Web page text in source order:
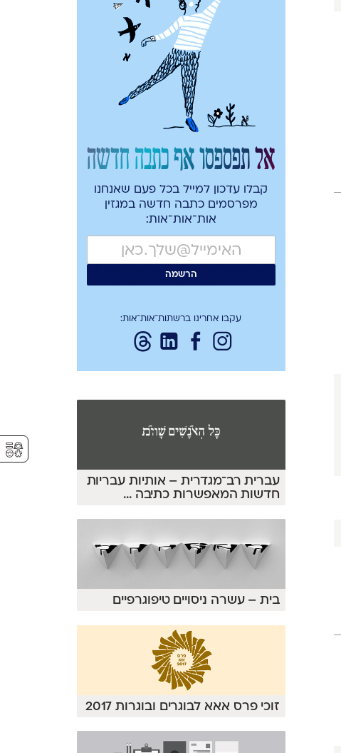
אל תפספסו אף כתבה חדשה
קבלו עדכון למייל בכל פעם שאנחנו
מפרסמים כתבה חדשה במגזין
אות־אות־אות:
עקבו אחרינו ברשתות־אות־אות:
עברית רב־מגדרית – אותיות עבריות
חדשות המאפשרות כתיבה ...
בית – עשרה ניסויים טיפוגרפיים
זוכי פרס אאא לבוגרים ובוגרות 2017
⚥︎